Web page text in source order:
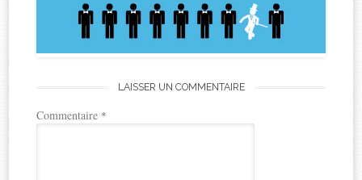
LAISSER UN COMMENTAIRE
Commentaire *